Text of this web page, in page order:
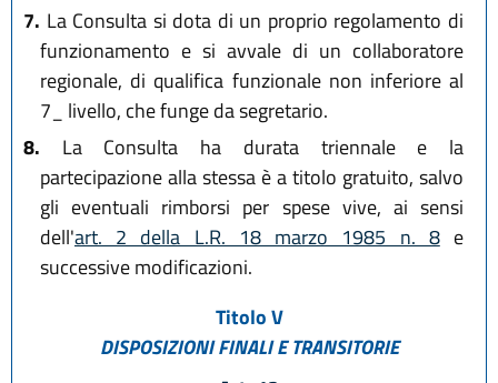
7. La Consulta si dota di un proprio regolamento di
funzionamento e si avvale di un collaboratore
regionale, di qualifica funzionale non inferiore al
7_ livello, che funge da segretario.
8. La Consulta ha durata triennale e la
partecipazione alla stessa è a titolo gratuito, salvo
gli eventuali rimborsi per spese vive, ai sensi
dell'art. 2 della L.R. 18 marzo 1985 n. 8e
successive modificazioni.
Titolo V
DISPOSIZIONI FINALI E TRANSITORIE